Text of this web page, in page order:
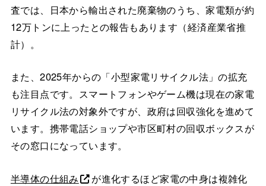
査では、日本から輸出された廃棄物のうち、家電類が約
12万トンに上ったとの報告もあります（経済産業省推
計）。
また、2025年からの「小型家電リサイクル法」の拡充
も注目点です。スマートフォンやゲーム機は現在の家電
リサイクル法の対象外ですが、政府は回収強化を進めて
います。携帯電話ショップや市区町村の回収ボックスが
その窓口になっています。
半導体の仕組み
が進化するほど家電の中身は複雑化